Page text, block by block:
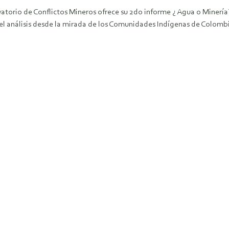
de Conflictos Mineros ofrece su 2do informe ¿ Agua o
análisis desde la mirada de los Comunidades Indígenas de